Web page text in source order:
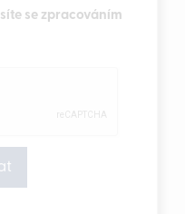
se zpracováním